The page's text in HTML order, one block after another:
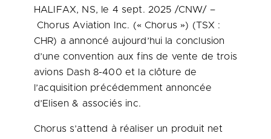
HALIFAX, NS, le 4 sept. 2025 /CNW/ –
Chorus Aviation Inc. (« Chorus ») (TSX :
CHR) a annoncé aujourd’hui la conclusion
d’une convention aux fins de vente de trois
avions Dash 8-400 et la clôture de
l’acquisition précédemment annoncée
d’Elisen & associés inc.
Chorus s’attend à réaliser un produit net